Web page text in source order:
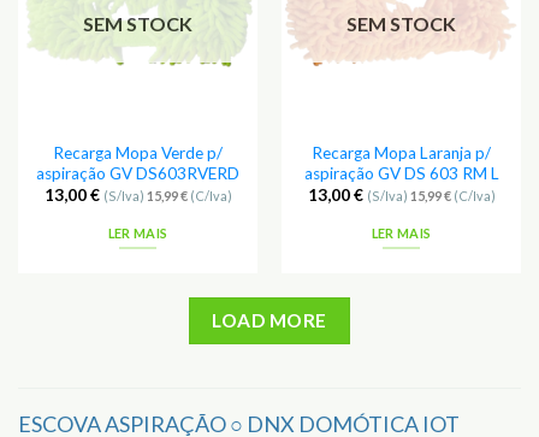
SEM STOCK
Recarga Mopa Verde p/
aspiração GV DS603RVERD
13,00€ (S/Iva) 15,99€(C/Iva)
LER MAIS
SEM STOCK
Recarga Mopa Laranja p/
aspiração GV DS 603 RM L
13,00€ (S/Iva) 15,99€(C/Iva)
LER MAIS
LOAD MORE
ESCOVA ASPIRAÇÃO ○ DNX DOMÓTICA IOT